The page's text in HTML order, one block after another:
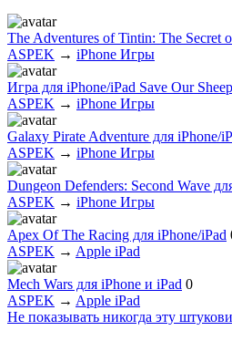
The Adventures of Tintin: The Secret
ASPEK → iPhone Игры
Игра для iPhone/iPad Save Our
ASPEK → iPhone Игры
Galaxy Pirate Adventure для iPhone/
ASPEK → iPhone Игры
Dungeon Defenders: Second Wave
ASPEK → iPhone Игры
Apex Of The Racing для iPhone/iPad
ASPEK → Apple iPad
Mech Wars для iPhone и iPad 0
ASPEK → Apple iPad
Не показывать никогда эту